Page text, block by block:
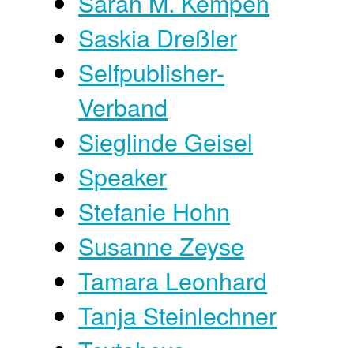
Saskia Dreßler
Selfpublisher-
Verband
Sieglinde Geisel
Speaker
Stefanie Hohn
Susanne Zeyse
Tamara Leonhard
Tanja Steinlechner